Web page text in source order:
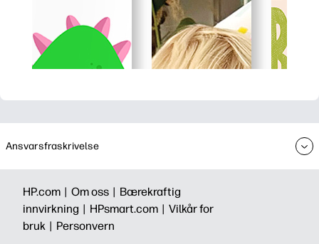
Ansvarsfraskrivelse
HP.com | Om oss | Bærekraftig
innvirkning | HPsmart.com | Vilkår for
bruk | Personvern